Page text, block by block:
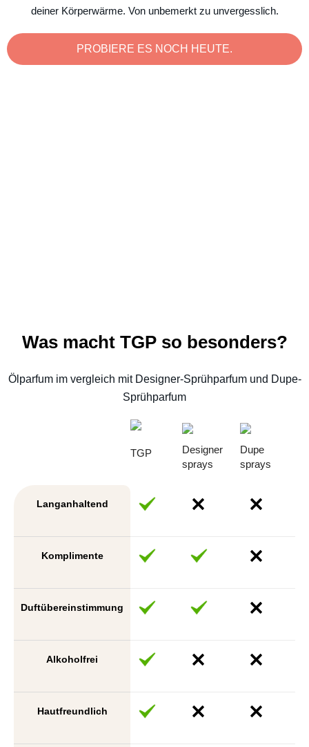
deiner Körperwärme. Von unbemerkt zu unvergesslich.
PROBIERE ES NOCH HEUTE.
Was macht TGP so besonders?
Ölparfum im vergleich mit Designer-Sprühparfum und Dupe-
Sprühparfum
TGP
Designer
sprays
Dupe
sprays
Langanhaltend
Komplimente
Duftübereinstimmung
Alkoholfrei
Hautfreundlich